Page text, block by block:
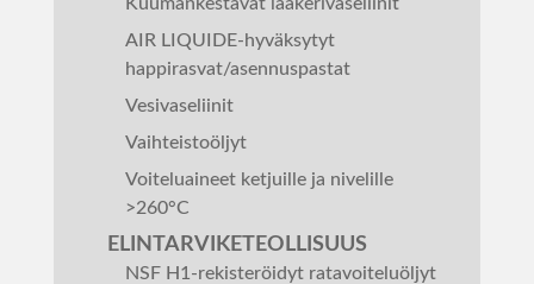
AIR LIQUIDE-hyväksytyt
happirasvat/asennuspastat
Vesivaseliinit
Vaihteistoöljyt
Voiteluaineet ketjuille ja nivelille
>260°C
ELINTARVIKETEOLLISUUS
NSF H1-rekisteröidyt ratavoiteluöljyt